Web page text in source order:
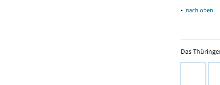
▴ nach oben
Das